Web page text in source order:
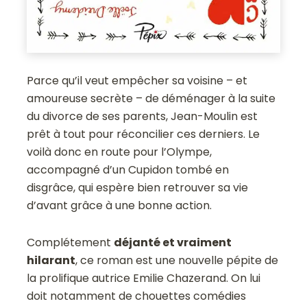
Parce qu’il veut empêcher sa voisine – et
amoureuse secrète – de déménager à la suite
du divorce de ses parents, Jean-Moulin est
prêt à tout pour réconcilier ces derniers. Le
voilà donc en route pour l’Olympe,
accompagné d’un Cupidon tombé en
disgrâce, qui espère bien retrouver sa vie
d’avant grâce à une bonne action.
Complétement déjanté et vraiment
hilarant, ce roman est une nouvelle pépite de
la prolifique autrice Emilie Chazerand. On lui
doit notamment de chouettes comédies